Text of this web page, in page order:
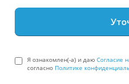
Я ознакомлен(-а) и даю Согласие
согласно Политике